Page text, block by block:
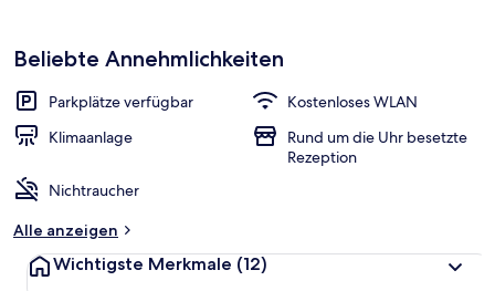
Beliebte Annehmlichkeiten
Parkplätze verfügbar
Kostenloses WLAN
Klimaanlage
Rund um die Uhr besetzte
Rezeption
Nichtraucher
Alle anzeigen
Wichtigste Merkmale (12)